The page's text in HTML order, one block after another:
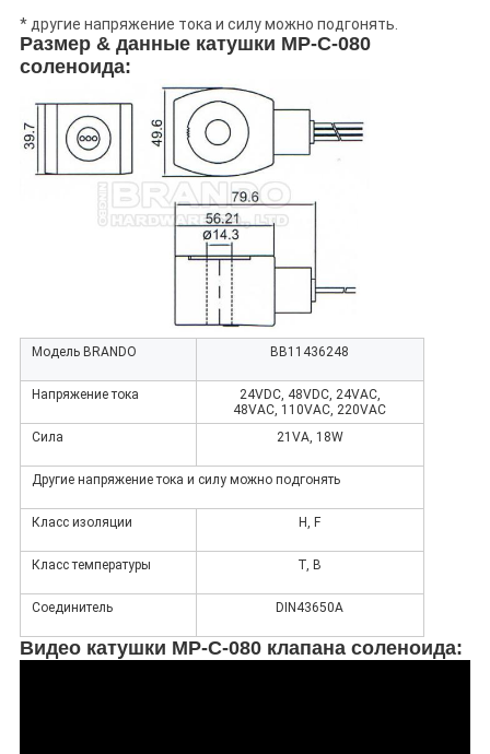
* другие напряжение тока и силу можно подгонять.
Размер & данные катушки MP-C-080
соленоида:
Модель BRANDO BB11436248
Напряжение тока
24VDC, 48VDC, 24VAC,
48VAC, 110VAC, 220VAC
Сила
21VA, 18W
Другие напряжение тока и силу можно подгонять
Класс изоляции H, F
Класс температуры T, B
Соединитель DIN43650A
Видео катушки MP-C-080 клапана соленоида: